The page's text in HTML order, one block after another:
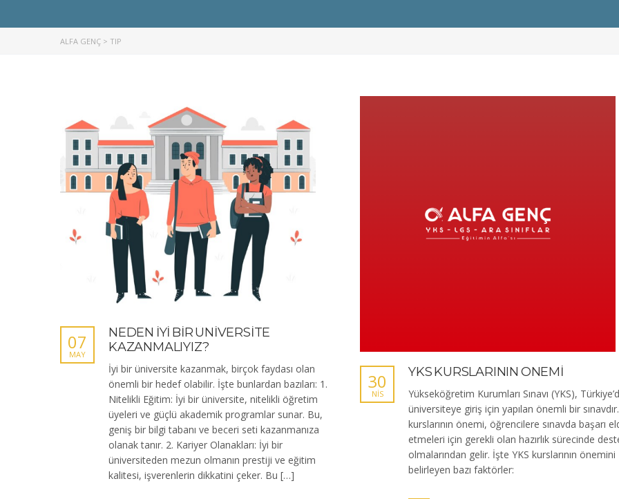
ALFA GENÇ > TIP
NEDEN İYİ BİR ÜNİVERSİTE
KAZANMALIYIZ?
07
MAY
İyi bir üniversite kazanmak, birçok faydası olan
önemli bir hedef olabilir. İşte bunlardan bazıları: 1.
Nitelikli Eğitim: İyi bir üniversite, nitelikli öğretim
üyeleri ve güçlü akademik programlar sunar. Bu,
geniş bir bilgi tabanı ve beceri seti kazanmanıza
olanak tanır. 2. Kariyer Olanakları: İyi bir
üniversiteden mezun olmanın prestiji ve eğitim
kalitesi, işverenlerin dikkatini çeker. Bu […]
YKS KURSLARININ ÖNEMİ
30
NIS
Yükseköğretim Kurumları Sınavı (YKS),
üniversiteye giriş için yapılan önemli bir
kurslarının önemi, öğrencilere sınavda başarı
etmeleri için gerekli olan hazırlık sürecinde
olmalarından gelir. İşte YKS kurslarının önemini
belirleyen bazı faktörler: